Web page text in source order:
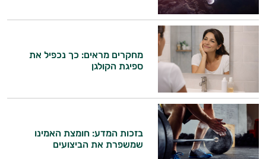
מחקרים מראים: כך נכפיל את
ספיגת הקולגן
בזכות המדע: חומצת האמינו
שמשפרת את הביצועים